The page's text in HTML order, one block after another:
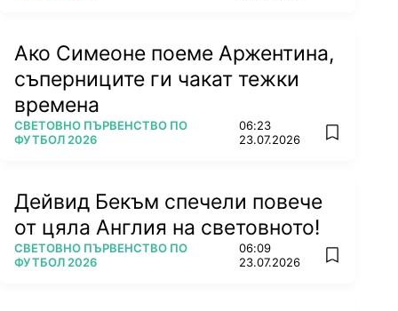
Ако Симеоне поеме Аржентина,
съперниците ги чакат тежки
времена
ПОВЕЧЕ ОТ
СВЕТОВНО ПЪРВЕНСТВО ПО
ФУТБОЛ 2026
06:23
23.07.2026
add
Дейвид Бекъм спечели повече
от цяла Англия на световното!
ПОВЕЧЕ ОТ
СВЕТОВНО ПЪРВЕНСТВО ПО
ФУТБОЛ 2026
06:09
23.07.2026
add